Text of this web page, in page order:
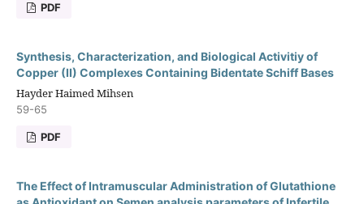
PDF
Synthesis, Characterization, and Biological Activitiy of
Copper (II) Complexes Containing Bidentate Schiff Bases
Hayder Haimed Mihsen
59-65
PDF
The Effect of Intramuscular Administration of Glutathione